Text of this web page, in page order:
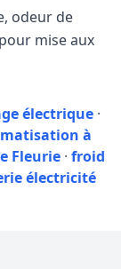
odeur de
mise aux
électrique ·
à
Fleurie · froid
électricité